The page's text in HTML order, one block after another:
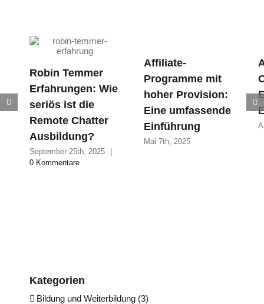
Robin Temmer
Erfahrungen: Wie
seriös ist die
Remote Chatter
Ausbildung?
September 25th, 2025
0 Kommentare
Affiliate-
Programme mit
hoher Provision:
Eine umfassende
Einführung
Mai 7th, 2025
Kategorien
Bildung und Weiterbildung (3)